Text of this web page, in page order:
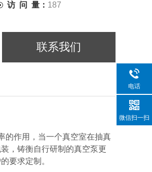
访 问 量： 187
联系我们
的作用，当一个真空室在抽真
，铸衡自行研制的真空泵更
要求定制。
电话
微信扫一扫